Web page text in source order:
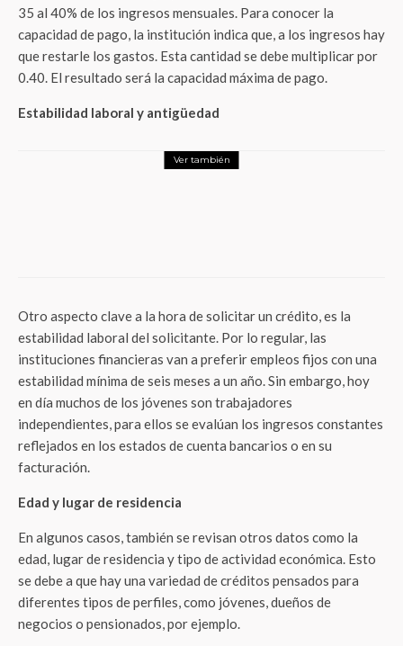
35 al 40% de los ingresos mensuales. Para conocer la
capacidad de pago, la institución indica que, a los ingresos hay
que restarle los gastos. Esta cantidad se debe multiplicar por
0.40. El resultado será la capacidad máxima de pago.
Estabilidad laboral y antigüedad
Ver también
Otro aspecto clave a la hora de solicitar un crédito, es la
estabilidad laboral del solicitante. Por lo regular, las
instituciones financieras van a preferir empleos fijos con una
estabilidad mínima de seis meses a un año. Sin embargo, hoy
en día muchos de los jóvenes son trabajadores
independientes, para ellos se evalúan los ingresos constantes
reflejados en los estados de cuenta bancarios o en su
facturación.
Edad y lugar de residencia
En algunos casos, también se revisan otros datos como la
edad, lugar de residencia y tipo de actividad económica. Esto
se debe a que hay una variedad de créditos pensados para
diferentes tipos de perfiles, como jóvenes, dueños de
negocios o pensionados, por ejemplo.